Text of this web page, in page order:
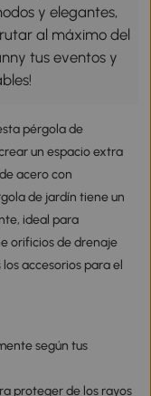
y elegantes,
al máximo del
tus eventos y
pérgola de
un espacio extra
acero con
de jardín tiene un
ideal para
orificios de drenaje
accesorios para el
según tus
proteger de los rayos